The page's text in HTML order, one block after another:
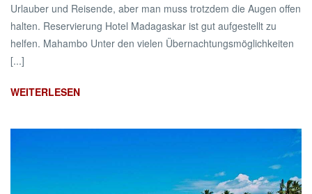
Urlauber und Reisende, aber man muss trotzdem die Augen offen
halten. Reservierung Hotel Madagaskar ist gut aufgestellt zu
helfen. Mahambo Unter den vielen Übernachtungsmöglichkeiten
[...]
WEITERLESEN